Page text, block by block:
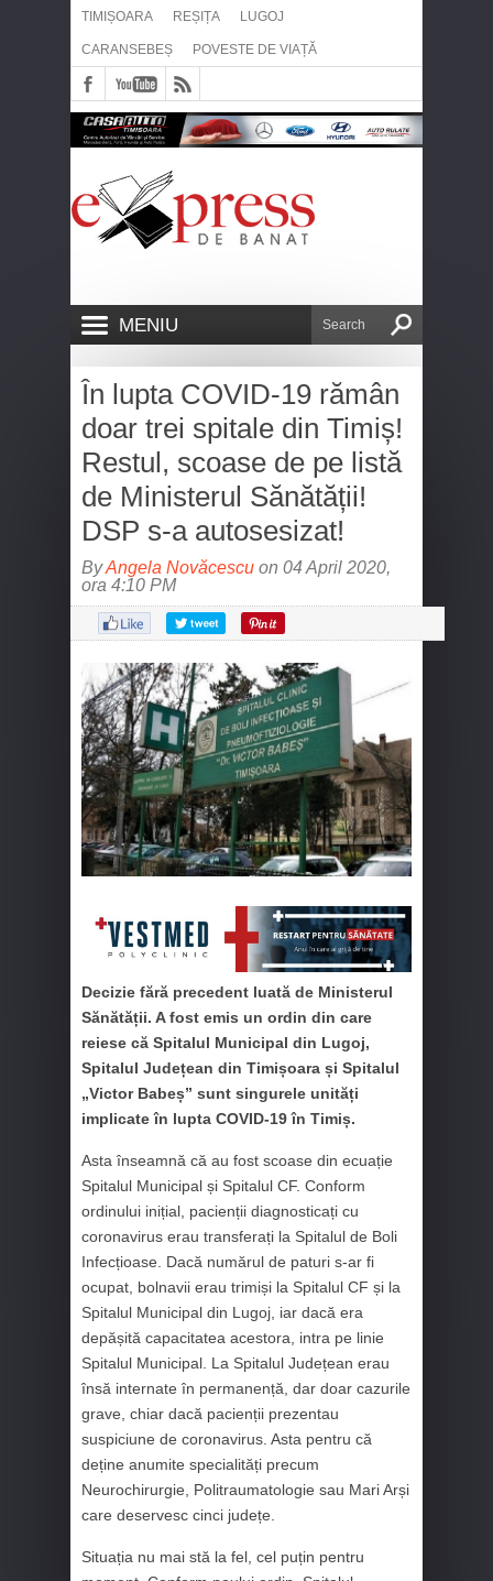
TIMIȘOARA REȘIȚA LUGOJ
CARANSEBEȘ POVESTE DE VIAȚĂ
MENIU
În lupta COVID-19 rămân
doar trei spitale din Timiș!
Restul, scoase de pe listă
de Ministerul Sănătății!
DSP s-a autosesizat!
ByAngela Novăcescu on 04 April 2020,
ora 4:10 PM
Decizie fără precedent luată de Ministerul
Sănătății. A fost emis un ordin din care
reiese că Spitalul Municipal din Lugoj,
Spitalul Județean din Timișoara și Spitalul
„Victor Babeș” sunt singurele unități
implicate în lupta COVID-19 în Timiș.
Asta înseamnă că au fost scoase din ecuație
Spitalul Municipal și Spitalul CF. Conform
ordinului inițial, pacienții diagnosticați cu
coronavirus erau transferați la Spitalul de Boli
Infecțioase. Dacă numărul de paturi s-ar fi
ocupat, bolnavii erau trimiși la Spitalul CF și la
Spitalul Municipal din Lugoj, iar dacă era
depășită capacitatea acestora, intra pe linie
Spitalul Municipal. La Spitalul Județean erau
însă internate în permanență, dar doar cazurile
grave, chiar dacă pacienții prezentau
suspiciune de coronavirus. Asta pentru că
deține anumite specialități precum
Neurochirurgie, Politraumatologie sau Mari Arși
care deservesc cinci județe.
Situația nu mai stă la fel, cel puțin pentru